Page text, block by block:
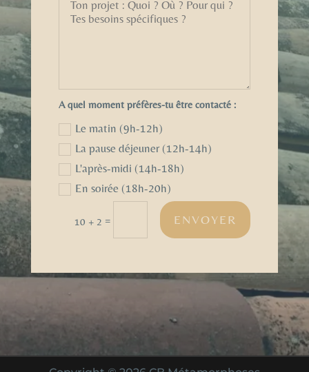
A quel moment préfères-tu être contacté :
Le matin (9h-12h)
La pause déjeuner (12h-14h)
L'après-midi (14h-18h)
En soirée (18h-20h)
10 + 2 = ENVOYER